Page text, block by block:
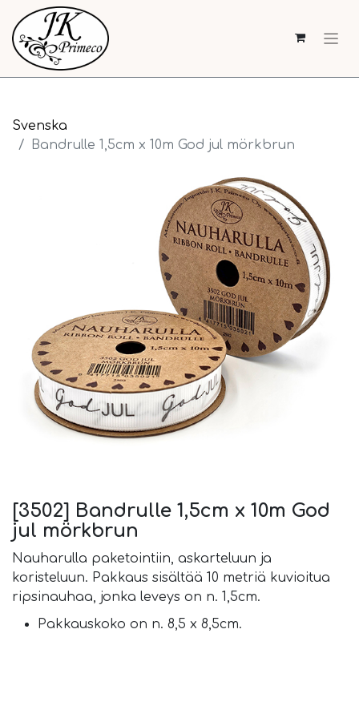
Svenska
Bandrulle 1,5cm x 10m God jul mörkbrun
[3502] Bandrulle 1,5cm x 10m God
jul mörkbrun
Nauharulla paketointiin, askarteluun ja
koristeluun. Pakkaus sisältää 10 metriä kuvioitua
ripsinauhaa, jonka leveys on n. 1,5cm.
Pakkauskoko on n. 8,5 x 8,5cm.